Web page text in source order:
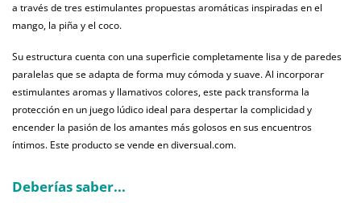
a través de tres estimulantes propuestas aromáticas inspiradas en el
mango, la piña y el coco.
Su estructura cuenta con una superficie completamente lisa y de paredes
paralelas que se adapta de forma muy cómoda y suave. Al incorporar
estimulantes aromas y llamativos colores, este pack transforma la
protección en un juego lúdico ideal para despertar la complicidad y
encender la pasión de los amantes más golosos en sus encuentros
íntimos. Este producto se vende en diversual.com.
Deberías saber...